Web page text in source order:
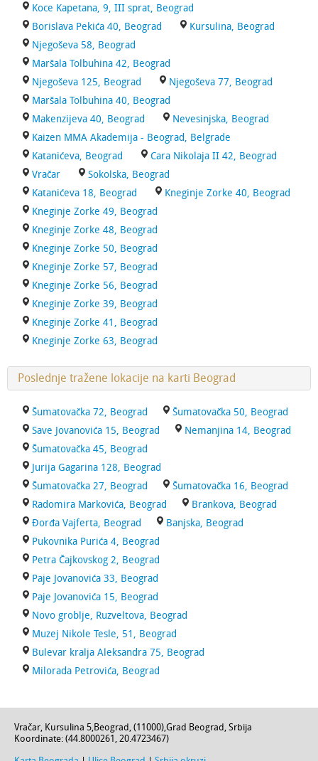
Koce Kapetana, 9, III sprat, Beograd
Borislava Pekića 40, Beograd
Kursulina, Beograd
Njegoševa 58, Beograd
Maršala Tolbuhina 42, Beograd
Njegoševa 125, Beograd
Njegoševa 77, Beograd
Maršala Tolbuhina 40, Beograd
Makenzijeva 40, Beograd
Nevesinjska, Beograd
Kaizen MMA Akademija - Beograd, Belgrade
Katanićeva, Beograd
Cara Nikolaja II 42, Beograd
Vračar
Sokolska, Beograd
Katanićeva 18, Beograd
Kneginje Zorke 40, Beograd
Kneginje Zorke 49, Beograd
Kneginje Zorke 48, Beograd
Kneginje Zorke 50, Beograd
Kneginje Zorke 57, Beograd
Kneginje Zorke 56, Beograd
Kneginje Zorke 39, Beograd
Kneginje Zorke 41, Beograd
Kneginje Zorke 63, Beograd
Poslednje tražene lokacije na karti Beograd
Šumatovačka 72, Beograd
Šumatovačka 50, Beograd
Save Jovanovića 15, Beograd
Nemanjina 14, Beograd
Šumatovačka 45, Beograd
Jurija Gagarina 128, Beograd
Šumatovačka 27, Beograd
Šumatovačka 16, Beograd
Radomira Markovića, Beograd
Brankova, Beograd
Đorđa Vajferta, Beograd
Banjska, Beograd
Pukovnika Purića 4, Beograd
Petra Čajkovskog 2, Beograd
Paje Jovanovića 33, Beograd
Paje Jovanovića 15, Beograd
Novo groblje, Ruzveltova, Beograd
Muzej Nikole Tesle, 51, Beograd
Bulevar kralja Aleksandra 75, Beograd
Milorada Petrovića, Beograd
Vračar, Kursulina 5,Beograd, (11000),Grad Beograd, Srbija
Koordinate: (44.8000261 , 20.4723467)